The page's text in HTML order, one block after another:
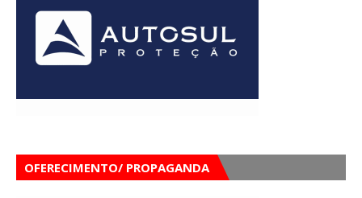
OFERECIMENTO/ PROPAGANDA